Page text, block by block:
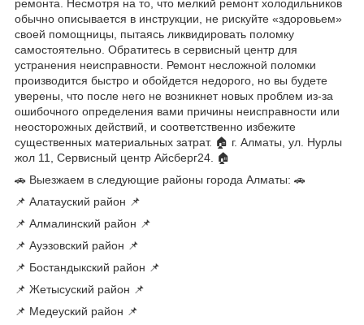
ремонта. Несмотря на то, что мелкий ремонт холодильников
обычно описывается в инструкции, не рискуйте «здоровьем»
своей помощницы, пытаясь ликвидировать поломку
самостоятельно. Обратитесь в сервисный центр для
устранения неисправности. Ремонт несложной поломки
производится быстро и обойдется недорого, но вы будете
уверены, что после него не возникнет новых проблем из-за
ошибочного определения вами причины неисправности или
неосторожных действий, и соответственно избежите
существенных материальных затрат. 🏠 г. Алматы, ул. Нурлы
жол 11, Сервисный центр Айсберг24. 🏠
🚗 Выезжаем в следующие районы города Алматы: 🚗
📌 Алатауский район 📌
📌 Алмалинский район 📌
📌 Ауэзовский район 📌
📌 Бостандыкский район 📌
📌 Жетысуский район 📌
📌 Медеуский район 📌